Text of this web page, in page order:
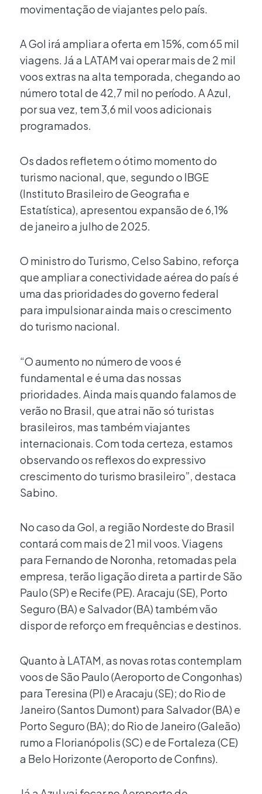
movimentação de viajantes pelo país.
A Gol irá ampliar a oferta em 15%, com 65 mil
viagens. Já a LATAM vai operar mais de 2 mil
voos extras na alta temporada, chegando ao
número total de 42,7 mil no período. A Azul,
por sua vez, tem 3,6 mil voos adicionais
programados.
Os dados refletem o ótimo momento do
turismo nacional, que, segundo o IBGE
(Instituto Brasileiro de Geografia e
Estatística), apresentou expansão de 6,1%
de janeiro a julho de 2025.
O ministro do Turismo, Celso Sabino, reforça
que ampliar a conectividade aérea do país é
uma das prioridades do governo federal
para impulsionar ainda mais o crescimento
do turismo nacional.
“O aumento no número de voos é
fundamental e é uma das nossas
prioridades. Ainda mais quando falamos de
verão no Brasil, que atrai não só turistas
brasileiros, mas também viajantes
internacionais. Com toda certeza, estamos
observando os reflexos do expressivo
crescimento do turismo brasileiro”, destaca
Sabino.
No caso da Gol, a região Nordeste do Brasil
contará com mais de 21 mil voos. Viagens
para Fernando de Noronha, retomadas pela
empresa, terão ligação direta a partir de São
Paulo (SP) e Recife (PE). Aracaju (SE), Porto
Seguro (BA) e Salvador (BA) também vão
dispor de reforço em frequências e destinos.
Quanto à LATAM, as novas rotas contemplam
voos de São Paulo (Aeroporto de Congonhas)
para Teresina (PI) e Aracaju (SE); do Rio de
Janeiro (Santos Dumont) para Salvador (BA) e
Porto Seguro (BA); do Rio de Janeiro (Galeão)
rumo a Florianópolis (SC) e de Fortaleza (CE)
a Belo Horizonte (Aeroporto de Confins).